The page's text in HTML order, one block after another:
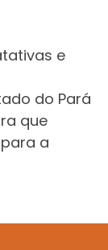
e
do Pará
que
a